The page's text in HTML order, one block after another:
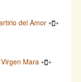
del Amor
Mara